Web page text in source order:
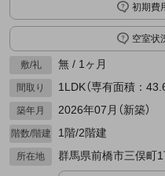
初期費
空室状
敷/礼 無 / 1ヶ月
間取り 1LDK（専有面積：
築年月 2026年07月（新築）
階数/階建 1階/2階建
所在地 群馬県前橋市三俣町1